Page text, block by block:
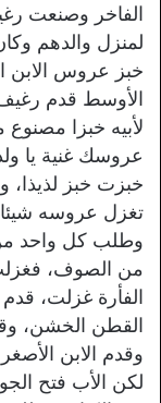
الفاخر وصنعت
لمنزل والدهم
خبز عروس الابن
الأوسط قدم رغيف
لأبيه خبزا
عروسك غنية يا
خبزت خبز
تغزل عروسه
وطلب كل واحد من
من الصوف،
الفأرة غزلت،
القطن الخشن،
وقدم الابن
لكن الأب فتح